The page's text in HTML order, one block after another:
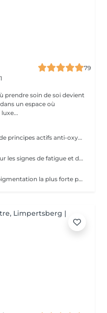
79
prendre soin de soi devient
un espace où
Ce soin possède des concentrés de principes actifs anti-oxydants et anti-rides. la formule concentrée de celui-ci prévient le vieillissement en procurant une hydratation et une régénération longue durée pour tous les types de rides, rides d'expression et les rides de gravité. La peau devient visiblement plus jeune, plus lisse, plus élastique et plus ferme. 1 soin : 135€ forfait 5 soins 610€
Ce traitement agit directement sur les signes de fatigue et de vieillissement de la peau, c'est un soin anti-âge puissant. Son action vise à favoriser les mécanismes de défense de l'organisme et le renouvellement cellulaire. Les rides et les imperfections de la peau sont éliminées et la peau récupère progressivement un aspect éclatant. 1 séance : 165€ Forfait 5 séances : 745€
Cosmelan est la méthode de dépigmentation la plus forte permettant d'éliminer intégralement les taches les plus sévères et les resistances et évite leur réapparition. Il peut également être utilisé pour de l'anti-age Ce traitement unifie alors le teint et augmente l'éclat de la peau. Prix sur devis uniquement, merci de nous contacter :)